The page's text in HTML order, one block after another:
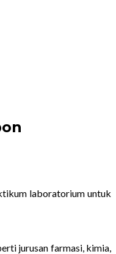
laboratorium untuk
jurusan farmasi, kimia,